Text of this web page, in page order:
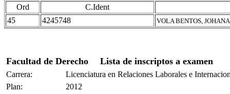
Ord
C.Ident
45
4245748 VOLA BENTOS,
Facultad de Derecho Lista de inscriptos a examen
Carrera:
Licenciatura en Relaciones Laborales e
Plan:
2012